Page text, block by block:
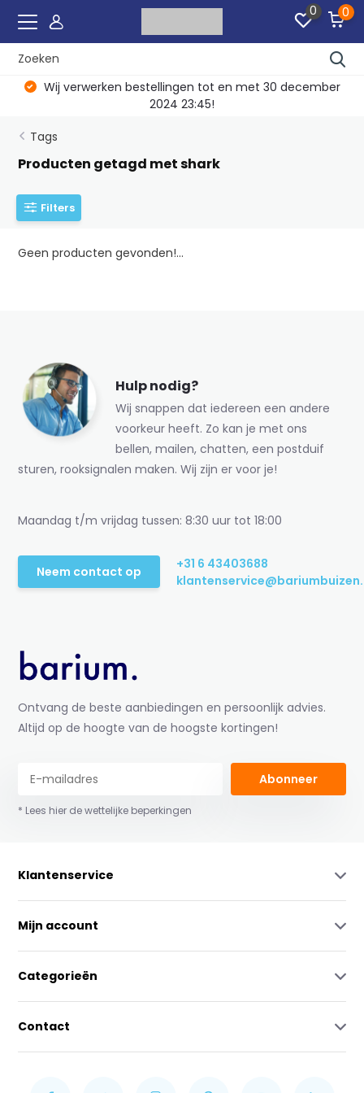
0 0
Wij verwerken bestellingen tot en met 30 december
2024 23:45!
Tags
Producten getagd met shark
Filters
Geen producten gevonden!...
Hulp nodig?
Wij snappen dat iedereen een andere
voorkeur heeft. Zo kan je met ons
bellen, mailen, chatten, een postduif
sturen, rooksignalen maken. Wij zijn er voor je!
Maandag t/m vrijdag tussen: 8:30 uur tot 18:00
Neem contact op
+31 6 43403688
Ontvang de beste aanbiedingen en persoonlijk advies.
Altijd op de hoogte van de hoogste kortingen!
Abonneer
* Lees hier de wettelijke beperkingen
Klantenservice
Mijn account
Categorieën
Contact